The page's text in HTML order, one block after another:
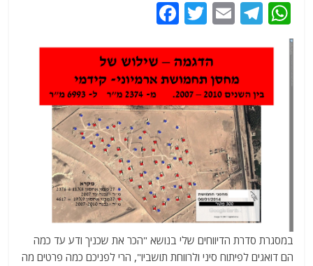
W
at
A
p
p
T
e
g
ra
m
E
ai
l
T
itt
er
c
e
b
o
o
k
במסגרת סדרת הדיווחים שלי בנושא "הכר את שכניך ודע עד כמה
הם דואגים לפיתוח סיני ולרווחת תושביו", הרי לפניכם כמה פרטים מה